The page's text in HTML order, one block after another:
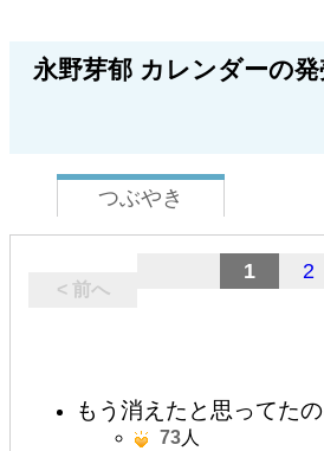
永野芽郁 カレンダーの発
つぶやき
< 前へ
1 2
もう消えたと思ってた
73人